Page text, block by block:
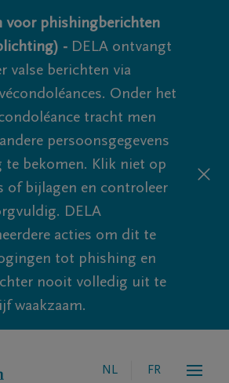
voor phishingberichten
- DELA ontvangt
valse berichten via
Onder het
tracht men
persoonsgegevens
te bekomen. Klik niet op
of bijlagen en controleer
DELA
acties om dit te
tot phishing en
nooit volledig uit te
waakzaam.
NL FR